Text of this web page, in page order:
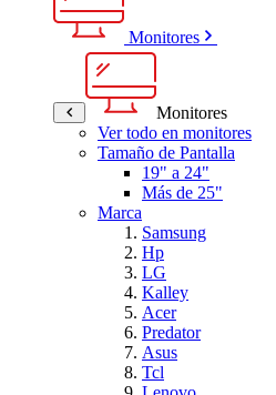
Monitores
Monitores
Ver todo en monitores
Tamaño de Pantalla
19" a 24"
Más de 25"
Marca
Samsung
Hp
LG
Kalley
Acer
Predator
Asus
Tcl